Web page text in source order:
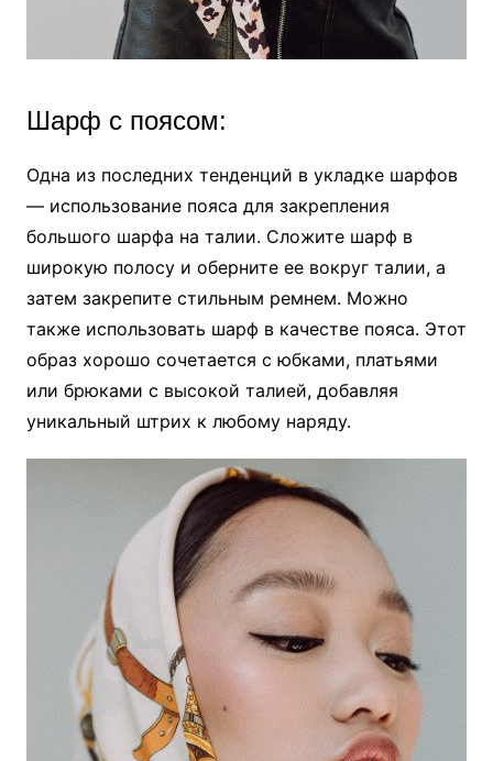
Шарф с поясом:
Одна из последних тенденций в укладке шарфов
— использование пояса для закрепления
большого шарфа на талии. Сложите шарф в
широкую полосу и оберните ее вокруг талии, а
затем закрепите стильным ремнем. Можно
также использовать шарф в качестве пояса. Этот
образ хорошо сочетается с юбками, платьями
или брюками с высокой талией, добавляя
уникальный штрих к любому наряду.